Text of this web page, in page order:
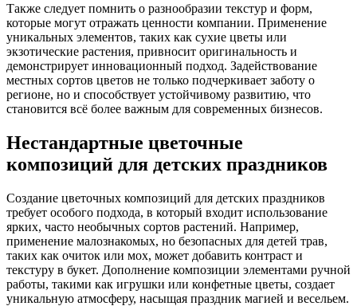
Также следует помнить о разнообразии текстур и форм,
которые могут отражать ценности компании. Применение
уникальных элементов, таких как сухие цветы или
экзотические растения, привносит оригинальность и
демонстрирует инновационный подход. Задействование
местных сортов цветов не только подчеркивает заботу о
регионе, но и способствует устойчивому развитию, что
становится всё более важным для современных бизнесов.
Нестандартные цветочные
композиций для детских праздников
Создание цветочных композиций для детских праздников
требует особого подхода, в который входит использование
ярких, часто необычных сортов растений. Например,
применение малознакомых, но безопасных для детей трав,
таких как очиток или мох, может добавить контраст и
текстуру в букет. Дополнение композиции элементами ручной
работы, такими как игрушки или конфетные цветы, создает
уникальную атмосферу, насыщая праздник магией и весельем.